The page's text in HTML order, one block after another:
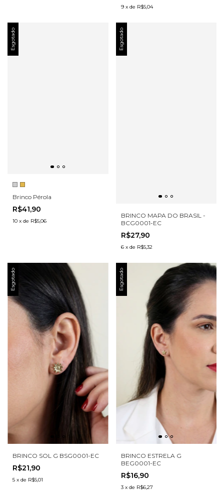
9 x de R$5,04
Esgotado
Brinco Pérola
R$41,90
10 x de R$5,06
Esgotado
BRINCO MAPA DO BRASIL -
BCG0001-EC
R$27,90
6 x de R$5,32
Esgotado
BRINCO SOL G BSG0001-EC
R$21,90
5 x de R$5,01
Esgotado
BRINCO ESTRELA G
BEG0001-EC
R$16,90
3 x de R$6,27